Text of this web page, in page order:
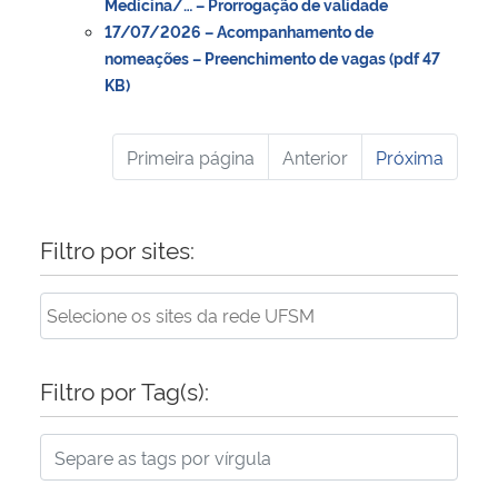
17/07/2026 – Acompanhamento de
nomeações – Preenchimento de vagas (pdf 47
KB)
Primeira página Anterior Próxima
Filtro por sites:
Filtro por Tag(s):